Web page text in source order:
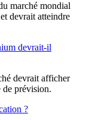
marché mondial
devrait atteindre
devrait-il
devrait afficher
de prévision.
?